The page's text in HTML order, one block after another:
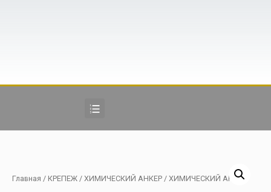
Главная / КРЕПЕЖ / ХИМИЧЕСКИЙ АНКЕР / ХИМИЧЕСКИЙ АНКЕР